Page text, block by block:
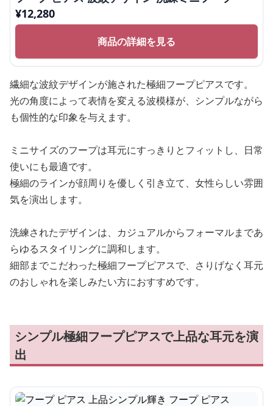
¥12,280
商品の詳細を見る
繊細な波紋デザインが施された極細フープピアスです。
光の角度によって表情を変える波模様が、シンプルながら
も個性的な印象を与えます。
ミニサイズのフープは耳元にすっきりとフィットし、日常
使いにも最適です。
極細のラインが顔周りを優しく引き立て、女性らしい雰囲
気を演出します。
洗練されたデザインは、カジュアルからフォーマルまであ
らゆるスタイリングに調和します。
細部までこだわった極細フープピアスで、さりげなく耳元
のおしゃれを楽しみたい方におすすめです。
シンプル極細フープピアスで上品な耳元を演
出